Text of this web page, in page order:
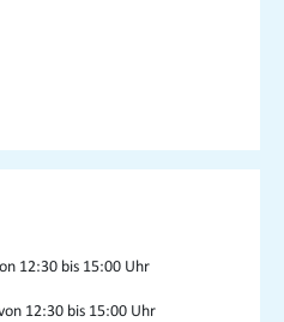
12:30 bis 15:00 Uhr
12:30 bis 15:00 Uhr